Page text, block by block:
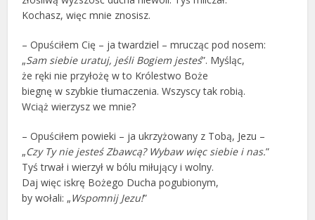
Kochasz, więc mnie znosisz.
– Opuściłem Cię – ja twardziel – mrucząc pod nosem:
„Sam siebie uratuj, jeśli Bogiem jesteś”. Myśląc,
że ręki nie przyłożę w to Królestwo Boże
biegnę w szybkie tłumaczenia. Wszyscy tak robią.
Wciąż wierzysz we mnie?
– Opuściłem powieki – ja ukrzyżowany z Tobą, Jezu –
„Czy Ty nie jesteś Zbawcą? Wybaw więc siebie i nas.”
Tyś trwał i wierzył w bólu miłujący i wolny.
Daj więc iskrę Bożego Ducha pogubionym,
by wołali: „Wspomnij Jezu!”